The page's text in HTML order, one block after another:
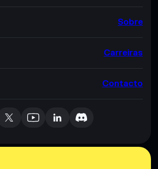
Sobre
Carreiras
Contacto